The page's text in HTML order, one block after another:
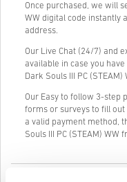
Once purchased, we will
WW digital code instantly
address.
Our Live Chat (24/7) and
available in case you
Dark Souls III PC (STEAM)
Our Easy to follow 3-step
forms or surveys to fill
a valid payment method,
Souls III PC (STEAM)